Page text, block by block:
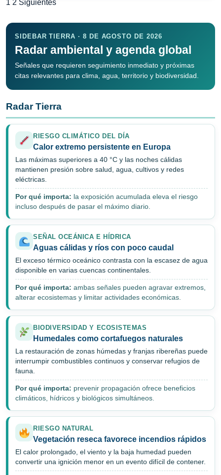
Paginación
de
entradas
1 2 Siguientes
SIDEBAR TIERRA · 8 DE AGOSTO DE 2026
Radar ambiental y agenda global
Señales que requieren seguimiento inmediato y próximas
citas relevantes para clima, agua, territorio y biodiversidad.
Radar Tierra
RIESGO CLIMÁTICO DEL DÍA
Calor extremo persistente en Europa
Las máximas superiores a 40 °C y las noches cálidas
mantienen presión sobre salud, agua, cultivos y redes
eléctricas.
Por qué importa: la exposición acumulada eleva el riesgo
incluso después de pasar el máximo diario.
SEÑAL OCEÁNICA E HÍDRICA
Aguas cálidas y ríos con poco caudal
El exceso térmico oceánico contrasta con la escasez de agua
disponible en varias cuencas continentales.
Por qué importa: ambas señales pueden agravar extremos,
alterar ecosistemas y limitar actividades económicas.
BIODIVERSIDAD Y ECOSISTEMAS
Humedales como cortafuegos naturales
La restauración de zonas húmedas y franjas ribereñas puede
interrumpir combustibles continuos y conservar refugios de
fauna.
Por qué importa: prevenir propagación ofrece beneficios
climáticos, hídricos y biológicos simultáneos.
RIESGO NATURAL
Vegetación reseca favorece incendios rápidos
El calor prolongado, el viento y la baja humedad pueden
convertir una ignición menor en un evento difícil de contener.